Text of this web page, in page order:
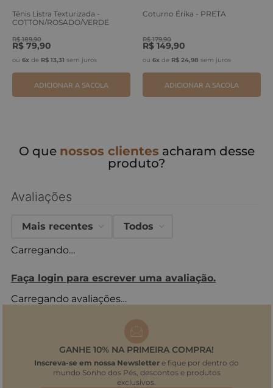
Tênis Listra Texturizada -
COTTON/ROSADO/VERDE
R$ 189,90
R$ 79,90
ou 6x de R$ 13,31 sem juros
ADICIONAR A SACOLA
Coturno Érika - PRETA
R$ 179,90
R$ 149,90
ou 6x de R$ 24,98 sem juros
ADICIONAR A SACOLA
O que nossos clientes acharam desse
produto?
Avaliações
Carregando…
Faça login para escrever uma avaliação.
Mais recentes Todos
Carregando avaliações…
GANHE 10% NA PRIMEIRA COMPRA!
Inscreva-se em nossa Newsletter e fique por dentro do
mundo Sonho dos Pés, descontos e produtos
exclusivos.